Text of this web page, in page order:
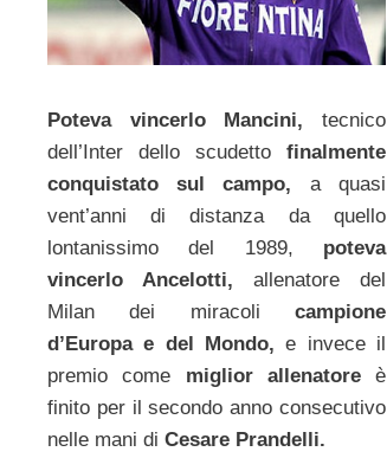
Poteva vincerlo Mancini, tecnico
dell’Inter dello scudetto finalmente
conquistato sul campo, a quasi
vent’anni di distanza da quello
lontanissimo del 1989, poteva
vincerlo Ancelotti, allenatore del
Milan dei miracoli campione
d’Europa e del Mondo, e invece il
premio come miglior allenatore è
finito per il secondo anno consecutivo
nelle mani di Cesare Prandelli.